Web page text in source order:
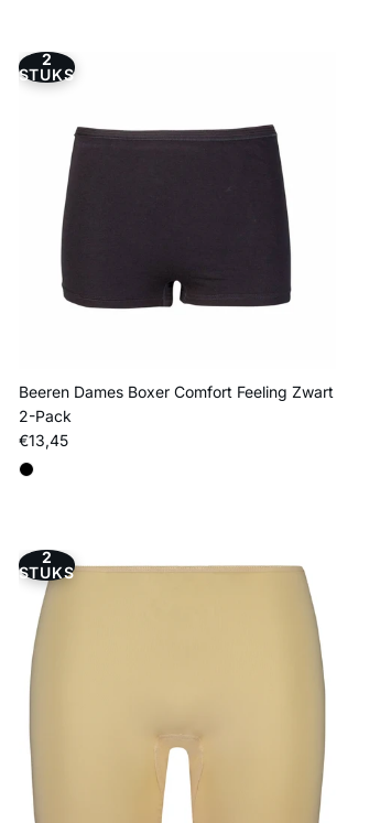
2
STUKS
Beeren Dames Boxer Comfort Feeling Zwart
2-Pack
Reguliere prijs
€13,45
2
STUKS